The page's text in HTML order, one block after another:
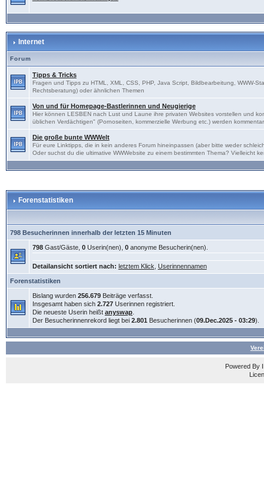
Internet
Forum
Tipps & Tricks
Fragen und Tipps zu HTML, XML, CSS, PHP, Java Script, Bildbearbeitung, WWW-
Rechtsberatung) oder ähnlichen Themen
Von und für Homepage-Bastlerinnen und Neugierige
Hier können LESBEN nach Lust und Laune ihre privaten Websites vorstellen und
üblichen Verdächtigen" (Pornoseiten, kommerzielle Werbung etc.) werden
Die große bunte WWWelt
Für eure Linktipps, die in kein anderes Forum hineinpassen (aber bitte weder
Oder suchst du die ultimative WWWebsite zu einem bestimmten Thema? Vielleicht
Forenstatistiken
798 Besucherinnen innerhalb der letzten 15 Minuten
798Gast/Gäste, 0Userin(nen), 0anonyme Besucherin(nen).
Detailansicht sortiert nach: letztem Klick Userinnennamen
Forenstatistiken
Bislang wurden 256.679Beiträge verfasst.
Insgesamt haben sich 2.727Userinnen registriert.
Die neueste Userin heißt anyswap.
Der Besucherinnenrekord liegt bei 2.801 Besucherinnen (09.Dec.2025 - 03:29).
Powered By